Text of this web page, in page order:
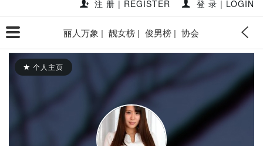
注 册 | REGISTER 登 录 | LOGIN
丽人万象 | 靓女榜 | 俊男榜 | 协会
个人主页